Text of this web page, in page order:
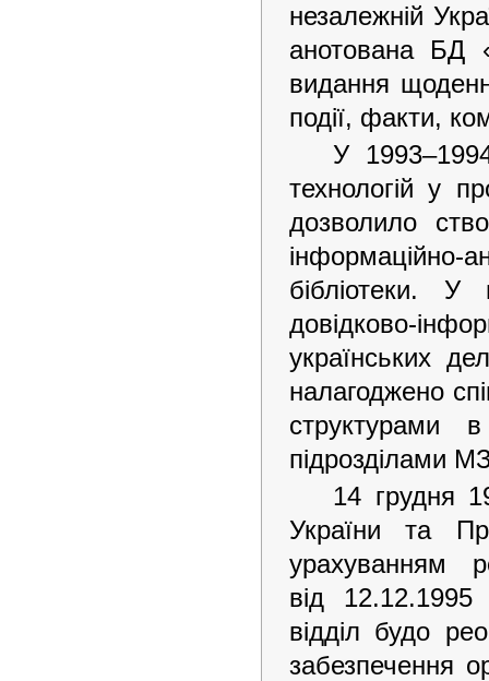
незалежній
анотована БД
видання
події, факти,
У
технологій у
дозволило
бібліотеки. У
довідково-
українських
налагоджено
підрозділами
14 грудня
України та
урахуванням
від
відділ будо
забезпечення